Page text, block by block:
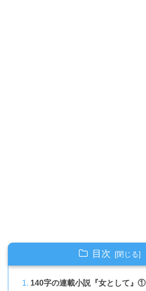
目次
140字の連載小説『女として』①